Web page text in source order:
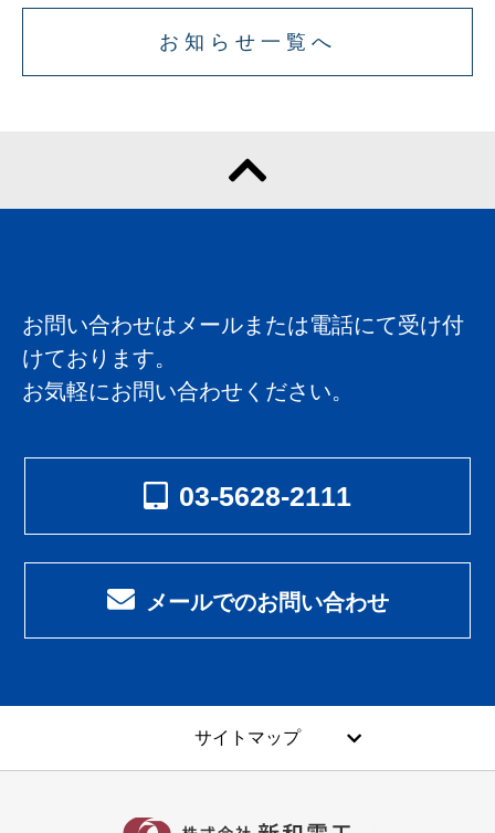
お知らせ一覧へ
お問い合わせはメールまたは電話にて受け付
けております。
お気軽にお問い合わせください。
03-5628-2111
メールでのお問い合わせ
サイトマップ